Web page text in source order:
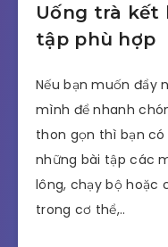
Uống trà kết
tập phù hợp
Nếu bạn muốn đẩy
mình để nhanh
thon gọn thì bạn
những bài tập các
lông, chạy bộ hoặc
trong cơ thể,..